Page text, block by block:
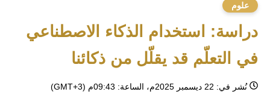
علوم
دراسة: استخدام الذكاء الاصطناعي
في التعلّم قد يقلّل من ذكائنا
نُشر في: 22 ديسمبر 2025م، الساعة: 09:43م (GMT+3)